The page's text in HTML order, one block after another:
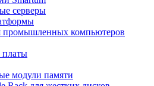
серверы
компьютеров
платы
модули памяти